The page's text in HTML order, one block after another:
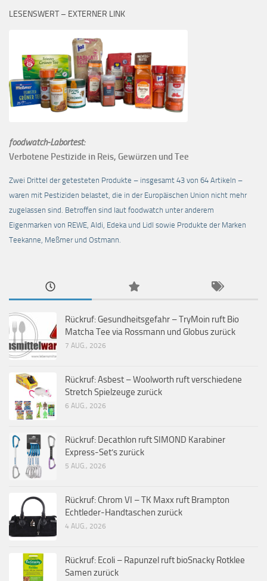
LESENSWERT – EXTERNER LINK
foodwatch-Labortest:
Verbotene Pestizide in Reis, Gewürzen und Tee
Zwei Drittel der getesteten Produkte – insgesamt 43 von 64 Artikeln –
waren mit Pestiziden belastet, die in der Europäischen Union nicht mehr
zugelassen sind. Betroffen sind laut foodwatch unter anderem
Eigenmarken von REWE, Aldi, Edeka und Lidl sowie Produkte der Marken
Teekanne, Meßmer und Ostmann.
Rückruf: Gesundheitsgefahr – TryMoin ruft Bio
Matcha Tee via Rossmann und Globus zurück
7 AUG., 2026
Rückruf: Asbest – Woolworth ruft verschiedene
Stretch Spielzeuge zurück
6 AUG., 2026
Rückruf: Decathlon ruft SIMOND Karabiner
Express-Set’s zurück
5 AUG., 2026
Rückruf: Chrom VI – TK Maxx ruft Brampton
Echtleder-Handtaschen zurück
4 AUG., 2026
Rückruf: Ecoli – Rapunzel ruft bioSnacky Rotklee
Samen zurück